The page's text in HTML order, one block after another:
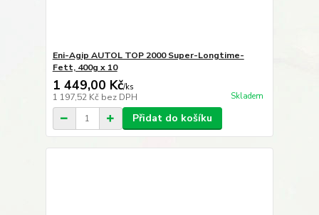
Eni-Agip AUTOL TOP 2000 Super-Longtime-
Fett, 400g x 10
1 449,00 Kč/ks
1 197,52 Kč bez DPH Skladem
Přidat do košíku